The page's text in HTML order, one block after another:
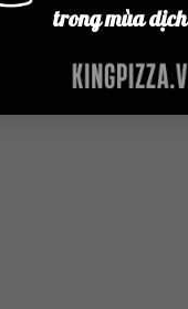
trong mùa dịch